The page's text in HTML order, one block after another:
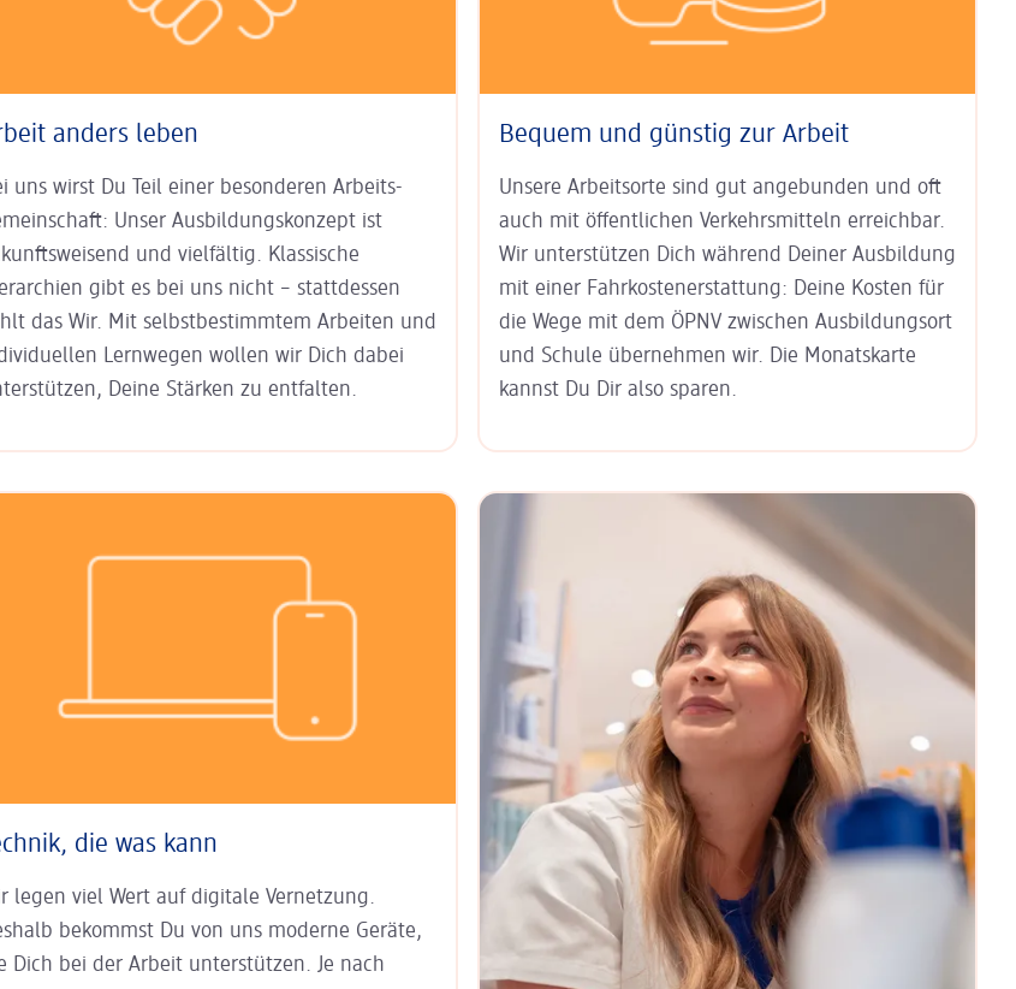
anders leben
uns wirst Du Teil einer besonderen Arbeits­
Unser Aus­bildungs­konzept ist
und vielfältig. Klas­sische
gibt es bei uns nicht – statt­dessen
das Wir. Mit selbst­bestim­mtem Arbeiten und
Lern­wegen wollen wir Dich dabei
Deine Stärken zu entfalten.
die was kann
legen viel Wert auf digitale Ver­netzung.
bekommst Du von uns moderne Geräte,
Dich bei der Arbeit unter­stützen. Je nach
Bequem und günstig zur Arbeit
Unsere Arbeitsorte sind gut an­ge­bunden und oft
auch mit öffent­lichen Verkehrs­mitteln erreichbar.
Wir unterstützen Dich während Deiner Aus­bildung
mit einer Fahr­kosten­erstat­tung: Deine Kosten für
die Wege mit dem ÖPNV zwischen Ausbildungs­ort
und Schule übernehmen wir. Die Monats­karte
kannst Du Dir also sparen.